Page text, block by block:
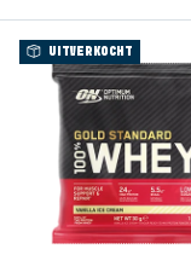
UITVERKOCHT